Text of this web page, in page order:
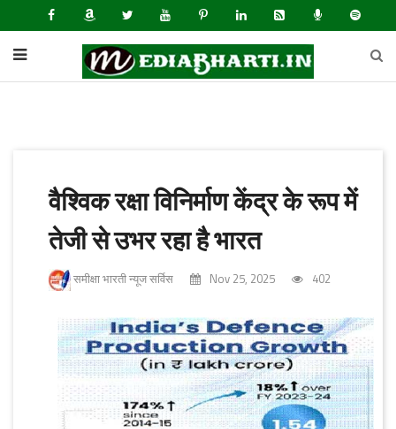
वैश्विक रक्षा विनिर्माण केंद्र के रूप में
तेजी से उभर रहा है भारत
समीक्षा भारती न्यूज सर्विस Nov 25, 2025 402